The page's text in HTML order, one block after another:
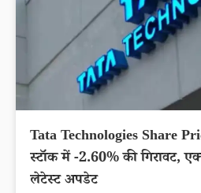
Tata Technologies Share
स्टॉक में -2.60% की गिरावट,
लेटेस्ट अपडेट